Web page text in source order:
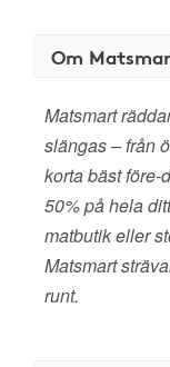
Om
Matsmart
slängas – från
korta bäst före-
50% på hela
matbutik eller
Matsmart
runt.